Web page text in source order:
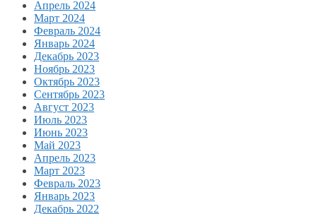
Апрель 2024
Март 2024
Февраль 2024
Январь 2024
Декабрь 2023
Ноябрь 2023
Октябрь 2023
Сентябрь 2023
Август 2023
Июль 2023
Июнь 2023
Май 2023
Апрель 2023
Март 2023
Февраль 2023
Январь 2023
Декабрь 2022